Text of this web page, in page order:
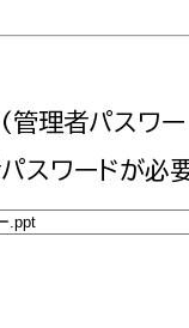
(管理者パスワ
スワードが必